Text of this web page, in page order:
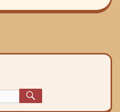
főzelék